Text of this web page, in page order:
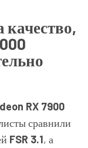
RX 7900
сравнили
FSR 3.1, а